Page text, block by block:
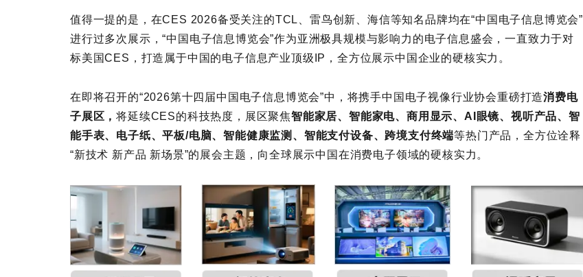
值得一提的是，在CES 2026备受关注的TCL、雷鸟创新、海信等知名品牌均在“中国电子信息博览会”
进行过多次展示，“中国电子信息博览会”作为亚洲极具规模与影响力的电子信息盛会，一直致力于对
标美国CES，打造属于中国的电子信息产业顶级IP，全方位展示中国企业的硬核实力。
在即将召开的“2026第十四届中国电子信息博览会”中，将携手中国电子视像行业协会重磅打造消费电
子展区，将延续CES的科技热度，展区聚焦智能家居、智能家电、商用显示、AI眼镜、视听产品、智
能手表、电子纸、平板/电脑、智能健康监测、智能支付设备、跨境支付终端等热门产品，全方位诠释
“新技术 新产品 新场景”的展会主题，向全球展示中国在消费电子领域的硬核实力。